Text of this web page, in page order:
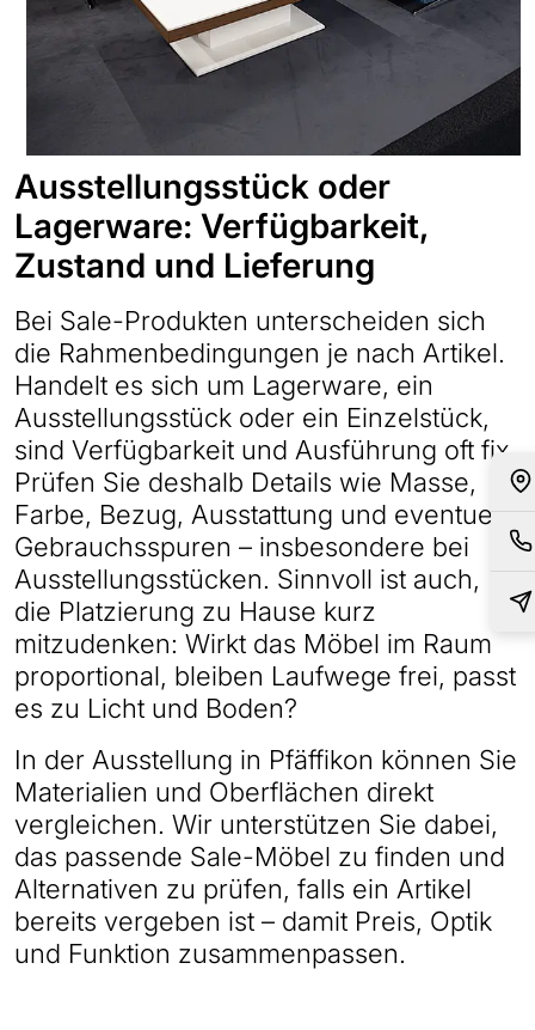
Ausstellungsstück oder
Lagerware: Verfügbarkeit,
Zustand und Lieferung
Bei Sale-Produkten unterscheiden sich
die Rahmenbedingungen je nach Artikel.
Handelt es sich um Lagerware, ein
Ausstellungsstück oder ein Einzelstück,
sind Verfügbarkeit und Ausführung oft fix.
Prüfen Sie deshalb Details wie Masse,
Farbe, Bezug, Ausstattung und eventuelle
Gebrauchsspuren – insbesondere bei
Ausstellungsstücken. Sinnvoll ist auch,
die Platzierung zu Hause kurz
mitzudenken: Wirkt das Möbel im Raum
proportional, bleiben Laufwege frei, passt
es zu Licht und Boden?
In der Ausstellung in Pfäffikon können Sie
Materialien und Oberflächen direkt
vergleichen. Wir unterstützen Sie dabei,
das passende Sale-Möbel zu finden und
Alternativen zu prüfen, falls ein Artikel
bereits vergeben ist – damit Preis, Optik
und Funktion zusammenpassen.